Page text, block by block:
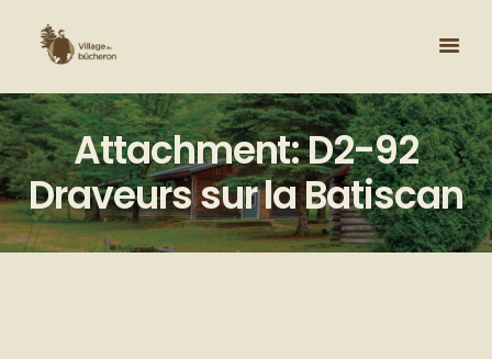
Attachment: D2-92
Draveurs sur la Batiscan